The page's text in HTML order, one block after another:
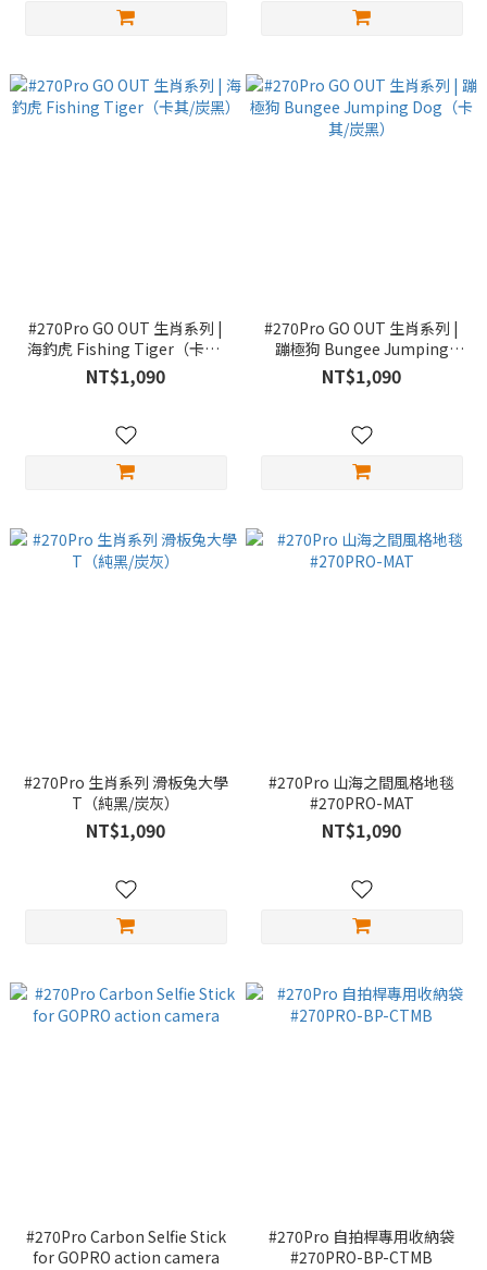
#270Pro GO OUT 生肖系列 |
海釣虎 Fishing Tiger（卡其/
炭黑）
NT$1,090
#270Pro GO OUT 生肖系列 |
蹦極狗 Bungee Jumping
Dog（卡其/炭黑）
NT$1,090
#270Pro 生肖系列 滑板兔大學
T（純黑/炭灰）
NT$1,090
#270Pro 山海之間風格地毯
#270PRO-MAT
NT$1,090
#270Pro Carbon Selfie Stick
for GOPRO action camera
#270Pro 自拍桿專用收納袋
#270PRO-BP-CTMB